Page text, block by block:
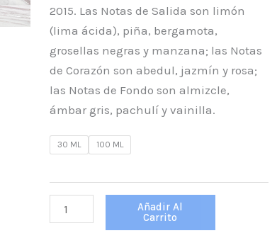
2015. Las Notas de Salida son limón
(lima ácida), piña, bergamota,
grosellas negras y manzana; las Notas
de Corazón son abedul, jazmín y rosa;
las Notas de Fondo son almizcle,
ámbar gris, pachulí y vainilla.
30 ML 100 ML
Añadir Al
Carrito